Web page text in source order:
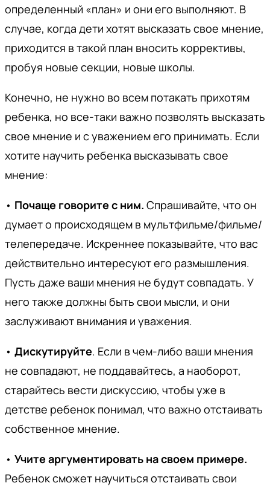
определенный «план» и они его выполняют. В
случае, когда дети хотят высказать свое мнение,
приходится в такой план вносить коррективы,
пробуя новые секции, новые школы.
Конечно, не нужно во всем потакать прихотям
ребенка, но все-таки важно позволять высказать
свое мнение и с уважением его принимать. Если
хотите научить ребенка высказывать свое
мнение:
• Почаще говорите с ним. Спрашивайте, что он
думает о происходящем в мультфильме/фильме/
телепередаче. Искреннее показывайте, что вас
действительно интересуют его размышления.
Пусть даже ваши мнения не будут совпадать. У
него также должны быть свои мысли, и они
заслуживают внимания и уважения.
• Дискутируйте. Если в чем-либо ваши мнения
не совпадают, не поддавайтесь, а наоборот,
старайтесь вести дискуссию, чтобы уже в
детстве ребенок понимал, что важно отстаивать
собственное мнение.
• Учите аргументировать на своем примере.
Ребенок сможет научиться отстаивать свои